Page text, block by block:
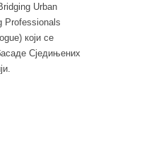
Urban
Professionals
који се
Сједињених